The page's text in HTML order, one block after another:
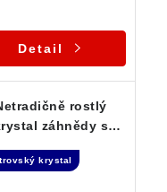
Detail
rostlý
záhnědy s
Samoléčitel
krystal